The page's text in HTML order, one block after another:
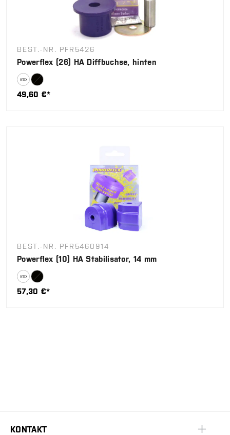
BEST.-NR. PFR5426
Powerflex (26) HA Diffbuchse, hinten
49,60 €*
BEST.-NR. PFR5460914
Powerflex (10) HA Stabilisator, 14 mm
57,30 €*
KONTAKT